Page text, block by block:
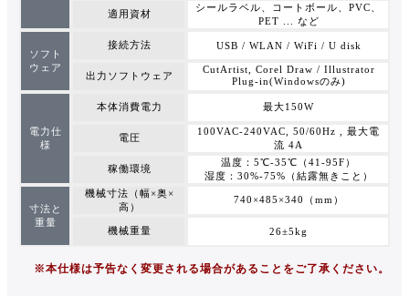
適用資材
シールラベル、コートボール、PVC、
PET ... など
ソフト
ウェア
接続方法 USB / WLAN / WiFi / U disk
出力ソフトウェア
CutArtist, Corel Draw / Illustrator
Plug-in(Windowsのみ)
電力仕
様
本体消費電力 最大150W
電圧
100VAC-240VAC, 50/60Hz , 最大電
流 4A
稼働環境
温度：5℃-35℃（41-95F）
湿度：30%-75%（結露無きこと）
寸法と
重量
機械寸法（幅×奥×
高）
740×485×340（mm）
機械重量 26±5kg
※本仕様は予告なく変更される場合があることをご了承ください。